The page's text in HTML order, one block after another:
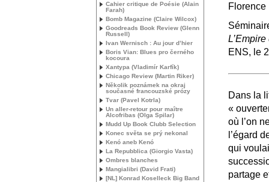
ENS, le
Dans la
«
où l’on
l’égard
qui
partage
Cahier critique de Poésie (Alain
Farah)
Bomb Magazine (Claire Wilcox)
Goodreads Book Review (Glenn
Russell)
Ivan Wernisch : Au jour d’hier
Boris Vian: Blues pro černého
kocoura
Xantypa (Vladimír Karfík)
Chicago Review (Martin Riker)
Několik poznámek na okraj
současné francouzské prózy
Tvar (Pavel Kotrla)
Un aller-retour pour maître
Alcofribas (Olga Spilar)
Mudd Up Book Clubb Selection
Konec světa se prý nekonal
Kenó aneb Kenó
La Repubblica (Giorgio Vasta)
Ombres blanches
Mangialibri (David Frati)
[NL ] Konrad Koselleck Big Band